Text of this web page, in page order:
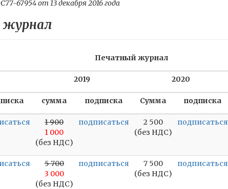
67954 от 13 декабря 2016 года
журнал
Печатный журнал
2019 2020
сумма подписка Сумма подписка
1 900
1 000
(без НДС)
подписаться
2 500
(без НДС)
подписаться
5 700
3 000
(без НДС)
подписаться
7 500
(без НДС)
подписаться